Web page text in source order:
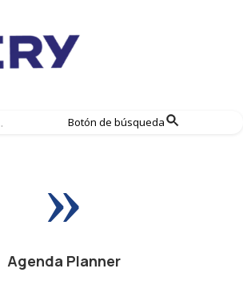
Botón de búsqueda
»
Agenda Planner